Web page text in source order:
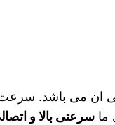
ان می باشد. سرعت
ماسرعتی بالا و